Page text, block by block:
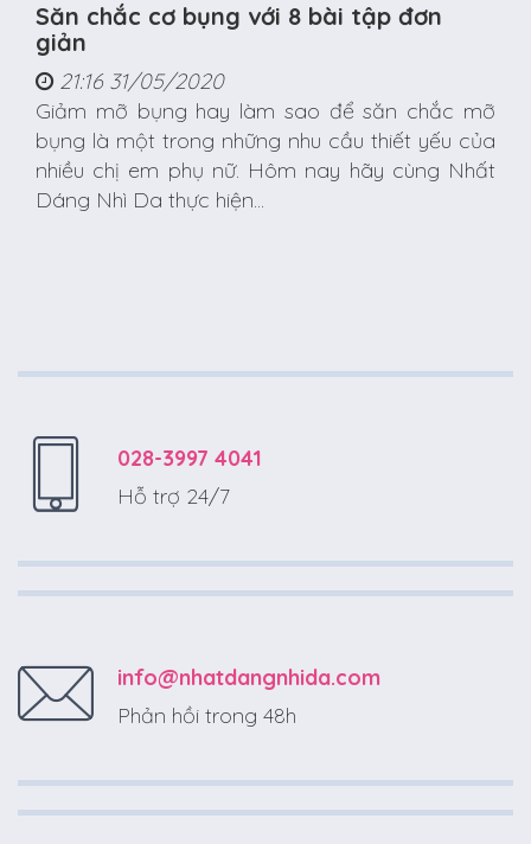
Săn chắc cơ bụng với 8 bài tập đơn
giản
21:16 31/05/2020
Giảm mỡ bụng hay làm sao để săn chắc mỡ
bụng là một trong những nhu cầu thiết yếu của
nhiều chị em phụ nữ. Hôm nay hãy cùng Nhất
Dáng Nhì Da thực hiện...
028-3997 4041
Hỗ trợ 24/7
info@nhatdangnhida.com
Phản hồi trong 48h